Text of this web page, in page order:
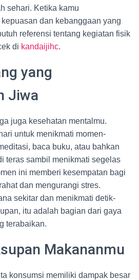
sehari. Ketika kamu
dan kebanggaan yang
referensi tentang kegiatan fisik
di kandaijihc.
yang
Jiwa
juga kesehatan mentalmu.
untuk menikmati momen-
baca buku, atau bahkan
teras sambil menikmati segelas
ini memberi kesempatan bagi
dan mengurangi stres.
sekitar dan menikmati detik-
itu adalah bagian dari gaya
terabaikan.
Makananmu
konsumsi memiliki dampak besar